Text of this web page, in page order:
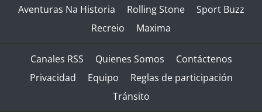
Aventuras Na Historia
Rolling Stone
Sport Buzz
Recreio
Maxima
Canales RSS Quienes Somos
Contáctenos
Privacidad
Equipo
Reglas de participación
Tránsito